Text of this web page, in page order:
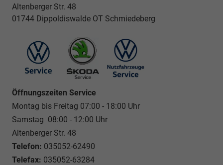
Altenberger Str. 48
01744 Dippoldiswalde OT Schmiedeberg
Öffnungszeiten Service
Montag bis Freitag 07:00 - 18:00 Uhr
Samstag 08:00 - 12:00 Uhr
Altenberger Str. 48
Telefon: 035052-62490
Telefax: 035052-63284